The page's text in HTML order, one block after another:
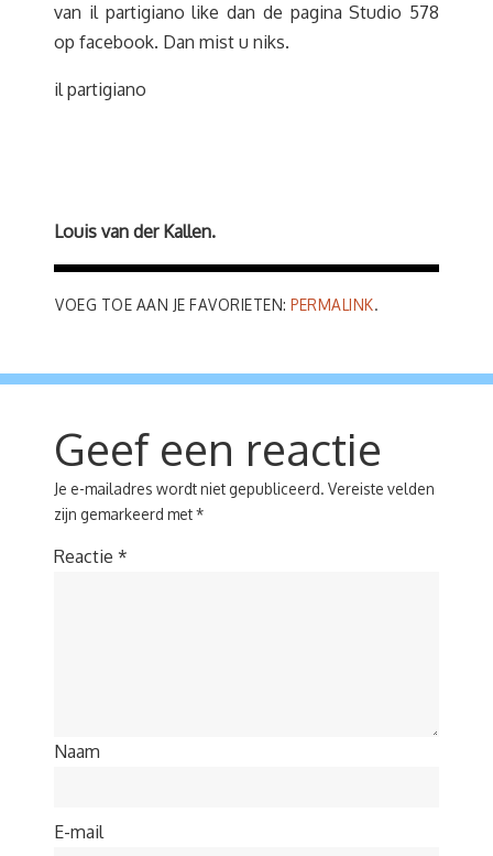
van il partigiano like dan de pagina Studio 578
op facebook. Dan mist u niks.
il partigiano
Louis van der Kallen.
VOEG TOE AAN JE FAVORIETEN: PERMALINK.
Geef een reactie
Je e-mailadres wordt niet gepubliceerd. Vereiste velden
zijn gemarkeerd met*
Reactie *
Naam
E-mail